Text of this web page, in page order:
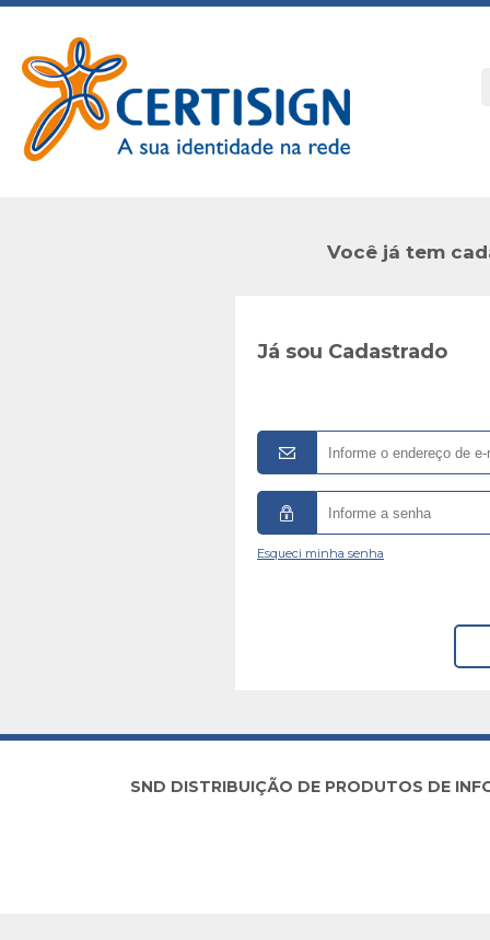
Você já tem
Já sou Cadastrado
Esqueci minha senha
SND DISTRIBUIÇÃO DE PRODUTOS DE